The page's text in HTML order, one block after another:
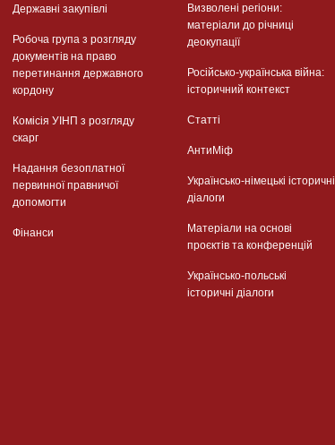
Державні закупівлі
Робоча група з розгляду
документів на право
перетинання державного
кордону
Комісія УІНП з розгляду
скарг
Надання безоплатної
первинної правничої
допомогти
Фінанси
Визволені регіони:
матеріали до річниці
деокупації
Російсько-українська війна:
історичний контекст
Статті
АнтиМіф
Українсько-німецькі історичні
діалоги
Матеріали на основі
проєктів та конференцій
Українсько-польські
історичні діалоги